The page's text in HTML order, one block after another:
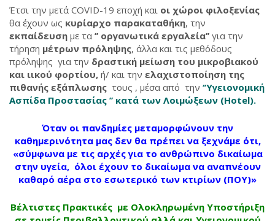
Έτσι την μετά COVID-19 εποχή και οι χώροι φιλοξενίας
θα έχουν ως κυρίαρχο παρακαταθήκη, την
εκπαίδευση με τα ’’ οργανωτικά εργαλεία’’ για την
τήρηση μέτρων πρόληψης, άλλα και τις μεθόδους
πρόληψης για την δραστική μείωση του μικροβιακού
και ιικού φορτίου, ή/ και την ελαχιστοποίηση της
πιθανής εξάπλωσης τους , μέσα από την ‘’Υγειονομική
Ασπίδα Προστασίας ’’ κατά των Λοιμώξεων (Hotel).
Όταν οι πανδημίες μεταμορφώνουν την
καθημερινότητα μας δεν θα πρέπει να ξεχνάμε ότι,
«σύμφωνα με τις αρχές για το ανθρώπινο δικαίωμα
στην υγεία, όλοι έχουν το δικαίωμα να αναπνέουν
καθαρό αέρα στο εσωτερικό των κτιρίων (ΠΟΥ)»
Βέλτιστες Πρακτικές με Ολοκληρωμένη Υποστήριξη